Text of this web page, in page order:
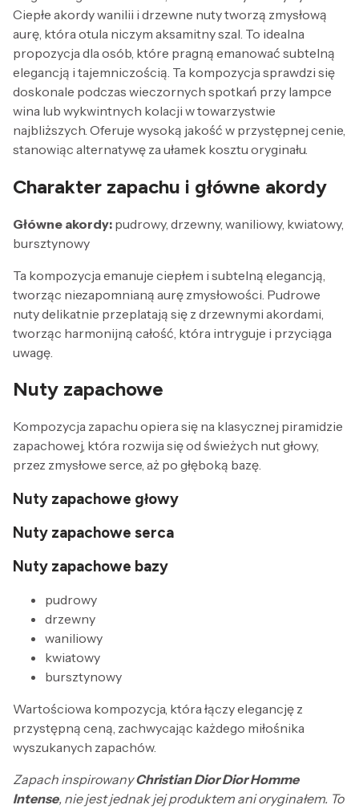
Ciepłe akordy wanilii i drzewne nuty tworzą zmysłową
aurę, która otula niczym aksamitny szal. To idealna
propozycja dla osób, które pragną emanować subtelną
elegancją i tajemniczością. Ta kompozycja sprawdzi się
doskonale podczas wieczornych spotkań przy lampce
wina lub wykwintnych kolacji w towarzystwie
najbliższych. Oferuje wysoką jakość w przystępnej cenie,
stanowiąc alternatywę za ułamek kosztu oryginału.
Charakter zapachu i główne akordy
Główne akordy: pudrowy, drzewny, waniliowy, kwiatowy,
bursztynowy
Ta kompozycja emanuje ciepłem i subtelną elegancją,
tworząc niezapomnianą aurę zmysłowości. Pudrowe
nuty delikatnie przeplatają się z drzewnymi akordami,
tworząc harmonijną całość, która intryguje i przyciąga
uwagę.
Nuty zapachowe
Kompozycja zapachu opiera się na klasycznej piramidzie
zapachowej, która rozwija się od świeżych nut głowy,
przez zmysłowe serce, aż po głęboką bazę.
Nuty zapachowe głowy
Nuty zapachowe serca
Nuty zapachowe bazy
pudrowy
drzewny
waniliowy
kwiatowy
bursztynowy
Wartościowa kompozycja, która łączy elegancję z
przystępną ceną, zachwycając każdego miłośnika
wyszukanych zapachów.
Zapach inspirowanyChristian Dior Dior Homme
Intense, nie jest jednak jej produktem ani oryginałem. To